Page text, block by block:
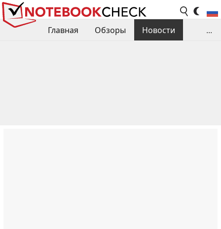
Главная Обзоры
Новости
...